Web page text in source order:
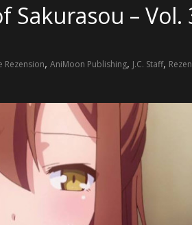
Sakurasou – Vol.
Rezension, AniMoon Publishing, J.C. Staff,